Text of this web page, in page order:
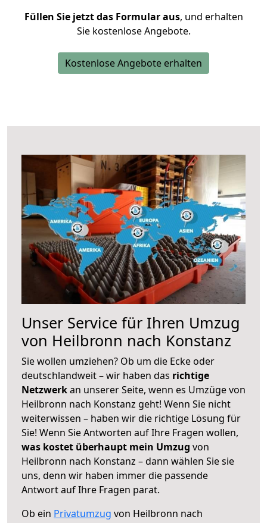
Füllen Sie jetzt das Formular aus, und erhalten
Sie kostenlose Angebote.
Kostenlose Angebote erhalten
Unser Service für Ihren Umzug
von Heilbronn nach Konstanz
Sie wollen umziehen? Ob um die Ecke oder
deutschlandweit – wir haben das richtige
Netzwerkan unserer Seite, wenn es Umzüge von
Heilbronn nach Konstanz geht! Wenn Sie nicht
weiterwissen – haben wir die richtige Lösung für
Sie! Wenn Sie Antworten auf Ihre Fragen wollen,
was kostet überhaupt mein Umzug von
Heilbronn nach Konstanz – dann wählen Sie sie
uns, denn wir haben immer die passende
Antwort auf Ihre Fragen parat.
Ob ein Privatumzug von Heilbronn nach